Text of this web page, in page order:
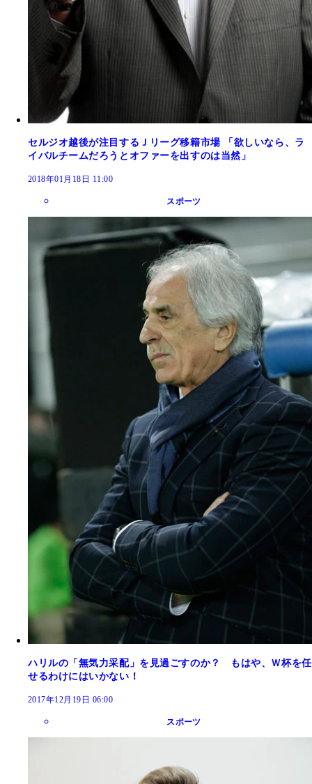
セルジオ越後が注目するＪリーグ移籍市場 「欲しいなら、ラ
イバルチームだろうとオファーを出すのは当然」
2018年01月18日 11:00
スポーツ
ハリルの「無気力采配」を見過ごすのか？ もはや、Ｗ杯を任
せるわけにはいかない！
2017年12月19日 06:00
スポーツ